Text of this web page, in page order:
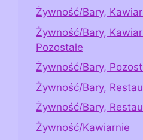
Żywność/Bary,
Żywność/Bary,
Pozostałe
Żywność/Bary,
Żywność/Bary,
Żywność/Bary,
Żywność/Kawiarnie